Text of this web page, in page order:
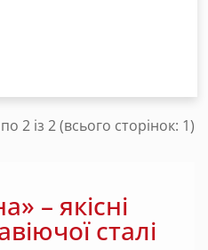
2 із 2 (всього сторінок: 1)
– якісні
сталі